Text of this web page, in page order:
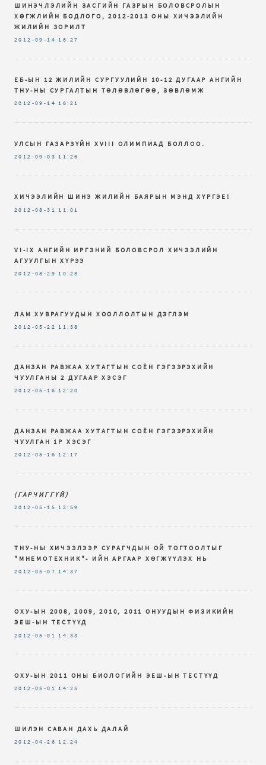
ШИНЭЧЛЭЛИЙН ЗАСГИЙН ГАЗРЫН БОЛОВСРОЛЫН
ХӨГЖЛИЙН БОДЛОГО, 2012-2013 ОНЫ ХИЧЭЭЛИЙН
ЖИЛИЙН ЗОРИЛТ
2012-09-14 16:27
ЕБ-ЫН 12 ЖИЛИЙН СУРГУУЛИЙН 10-12 ДУГААР АНГИЙН
ТНУ-НЫ СУРГАЛТЫН ТӨЛӨВЛӨГӨӨ, ЗӨВЛӨМЖ
2012-09-14 16:21
УЛСЫН ГАЗАРЗҮЙН XVIII ОЛИМПИАД БОЛЛОО.
2012-09-03 11:26
ХИЧЭЭЛИЙН ШИНЭ ЖИЛИЙН БАЯРЫН МЭНД ХҮРГЭЕ!
2012-08-31 11:01
VI-IX AНГИЙН ИРГЭНИЙ БОЛОВСРОЛ ХИЧЭЭЛИЙН
АГУУЛГЫН ХҮРЭЭ
2012-08-29 10:28
ЛАМ ХУВРАГУУДЫН ХООЛЛОЛТЫН ДЭГЛЭМ
2012-05-22 11:38
ДАНЗАН РАВЖАА ХУТАГТЫН СОЁН ГЭГЭЭРЭХИЙН
ЧУУЛГАНЫ 2 ДУГААР ХЭСЭГ
2012-05-16 12:20
ДАНЗАН РАВЖАА ХУТАГТЫН СОЁН ГЭГЭЭРЭХИЙН
ЧУУЛГАН 1Р ХЭСЭГ
2012-05-16 12:17
(ГАРЧИГГҮЙ)
2012-05-15 12:59
ТНУ-НЫ ХИЧЭЭЛЭЭР СУРАГЧДЫН ОЙ ТОГТООЛТЫГ
"МНЕМОТЕХНИК"- ИЙН АРГААР ХӨГЖҮҮЛЭХ НЬ
2012-05-07 14:37
ОХУ-ЫН 2008, 2009, 2010, 2011 ОНУУДЫН ФИЗИКИЙН
ЭЕШ-ЫН ТЕСТҮҮД
2012-05-01 14:33
ОХУ-ЫН 2011 ОНЫ БИОЛОГИЙН ЭЕШ-ЫН ТЕСТҮҮД
2012-05-01 14:25
ШИЛЭН САВАН ДАХЬ ДАЛАЙ
2012-04-26 12:24